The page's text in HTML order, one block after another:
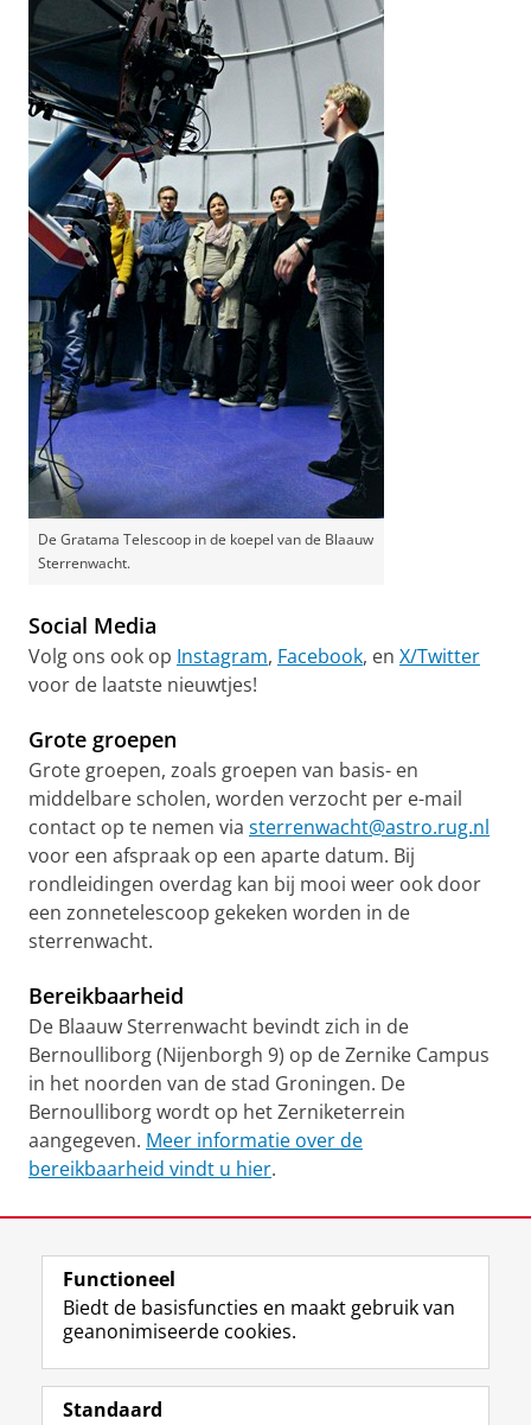
De Gratama Telescoop in de koepel van de Blaauw
Sterrenwacht.
Social Media
Volg ons ook op Instagram, Facebook, en X/Twitter
voor de laatste nieuwtjes!
Grote groepen
Grote groepen, zoals groepen van basis- en
middelbare scholen, worden verzocht per e-mail
contact op te nemen via sterrenwacht@astro.rug.nl
voor een afspraak op een aparte datum. Bij
rondleidingen overdag kan bij mooi weer ook door
een zonnetelescoop gekeken worden in de
sterrenwacht.
Bereikbaarheid
De Blaauw Sterrenwacht bevindt zich in de
Bernoulliborg (Nijenborgh 9) op de Zernike Campus
in het noorden van de stad Groningen. De
Bernoulliborg wordt op het Zerniketerrein
aangegeven. Meer informatie over de
bereikbaarheid vindt u hier.
View this page in:English
Volg de RUG
F
a
L
i
R
S
I
n
Y
o
Functioneel
Biedt de basisfuncties en maakt gebruik van
geanonimiseerde cookies.
Standaard